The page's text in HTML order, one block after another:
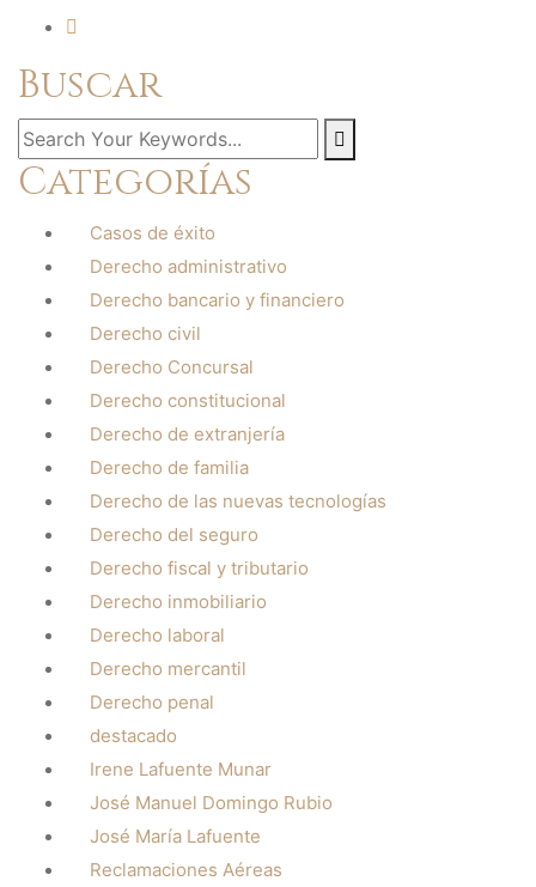
Buscar
Categorías
Casos de éxito
Derecho administrativo
Derecho bancario y financiero
Derecho civil
Derecho Concursal
Derecho constitucional
Derecho de extranjería
Derecho de familia
Derecho de las nuevas tecnologías
Derecho del seguro
Derecho fiscal y tributario
Derecho inmobiliario
Derecho laboral
Derecho mercantil
Derecho penal
destacado
Irene Lafuente Munar
José Manuel Domingo Rubio
José María Lafuente
Reclamaciones Aéreas